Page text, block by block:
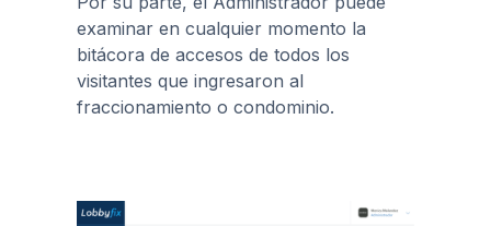
examinar en cualquier momento la
bitácora de accesos de todos los
visitantes que ingresaron al
fraccionamiento o condominio.